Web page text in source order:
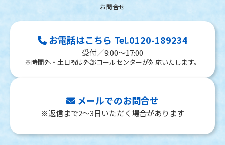
お電話はこちら Tel.0120-189234
受付／9:00～17:00
※時間外・土日祝は外部コールセンターが対応いたします。
メールでのお問合せ
※返信まで2～3日いただく場合があります